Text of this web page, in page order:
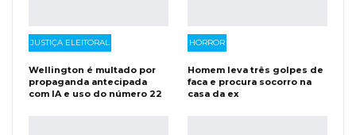
JUSTIÇA ELEITORAL
Wellington é multado por
propaganda antecipada
com IA e uso do número 22
HORROR
Homem leva três golpes de
faca e procura socorro na
casa da ex